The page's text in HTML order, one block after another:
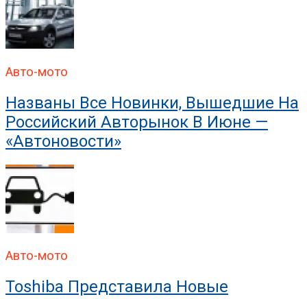
Авто-мото
Названы Все Новинки, Вышедшие На
Российский Авторынок В Июне —
«Автоновости»
Авто-мото
Toshiba Представила Новые